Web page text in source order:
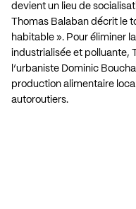
devient un lieu de
Thomas Balaban décrit le
habitable ». Pour éliminer
industrialisée et polluante,
l’urbaniste Dominic
production alimentaire
autoroutiers.